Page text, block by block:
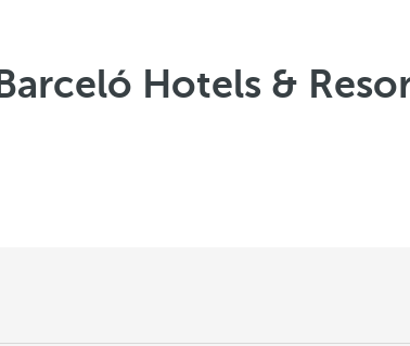
Barceló Hotels &